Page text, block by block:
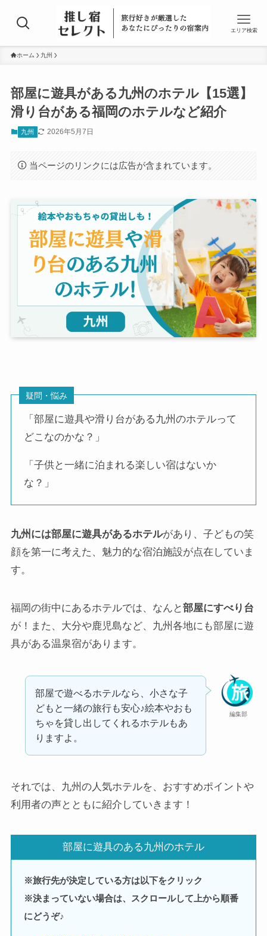
エリア検索
ホーム 九州
部屋に遊具がある九州のホテル【15選】
滑り台がある福岡のホテルなど紹介
九州 2026年5月7日
当ページのリンクには広告が含まれています。
疑問・悩み
「部屋に遊具や滑り台がある九州のホテルって
どこなのかな？」
「子供と一緒に泊まれる楽しい宿はないか
な？」
九州には部屋に遊具があるホテルがあり、子どもの笑
顔を第一に考えた、魅力的な宿泊施設が点在していま
す。
福岡の街中にあるホテルでは、なんと部屋にすべり台
が！また、大分や鹿児島など、九州各地にも部屋に遊
具がある温泉宿があります。
編集部
部屋で遊べるホテルなら、小さな子
どもと一緒の旅行も安心♪絵本やおも
ちゃを貸し出してくれるホテルもあ
りますよ。
それでは、九州の人気ホテルを、おすすめポイントや
利用者の声とともに紹介していきます！
部屋に遊具のある九州のホテル
※旅行先が決定している方は以下をクリック
※決まっていない場合は、スクロールして上から順番
にどうぞ♪